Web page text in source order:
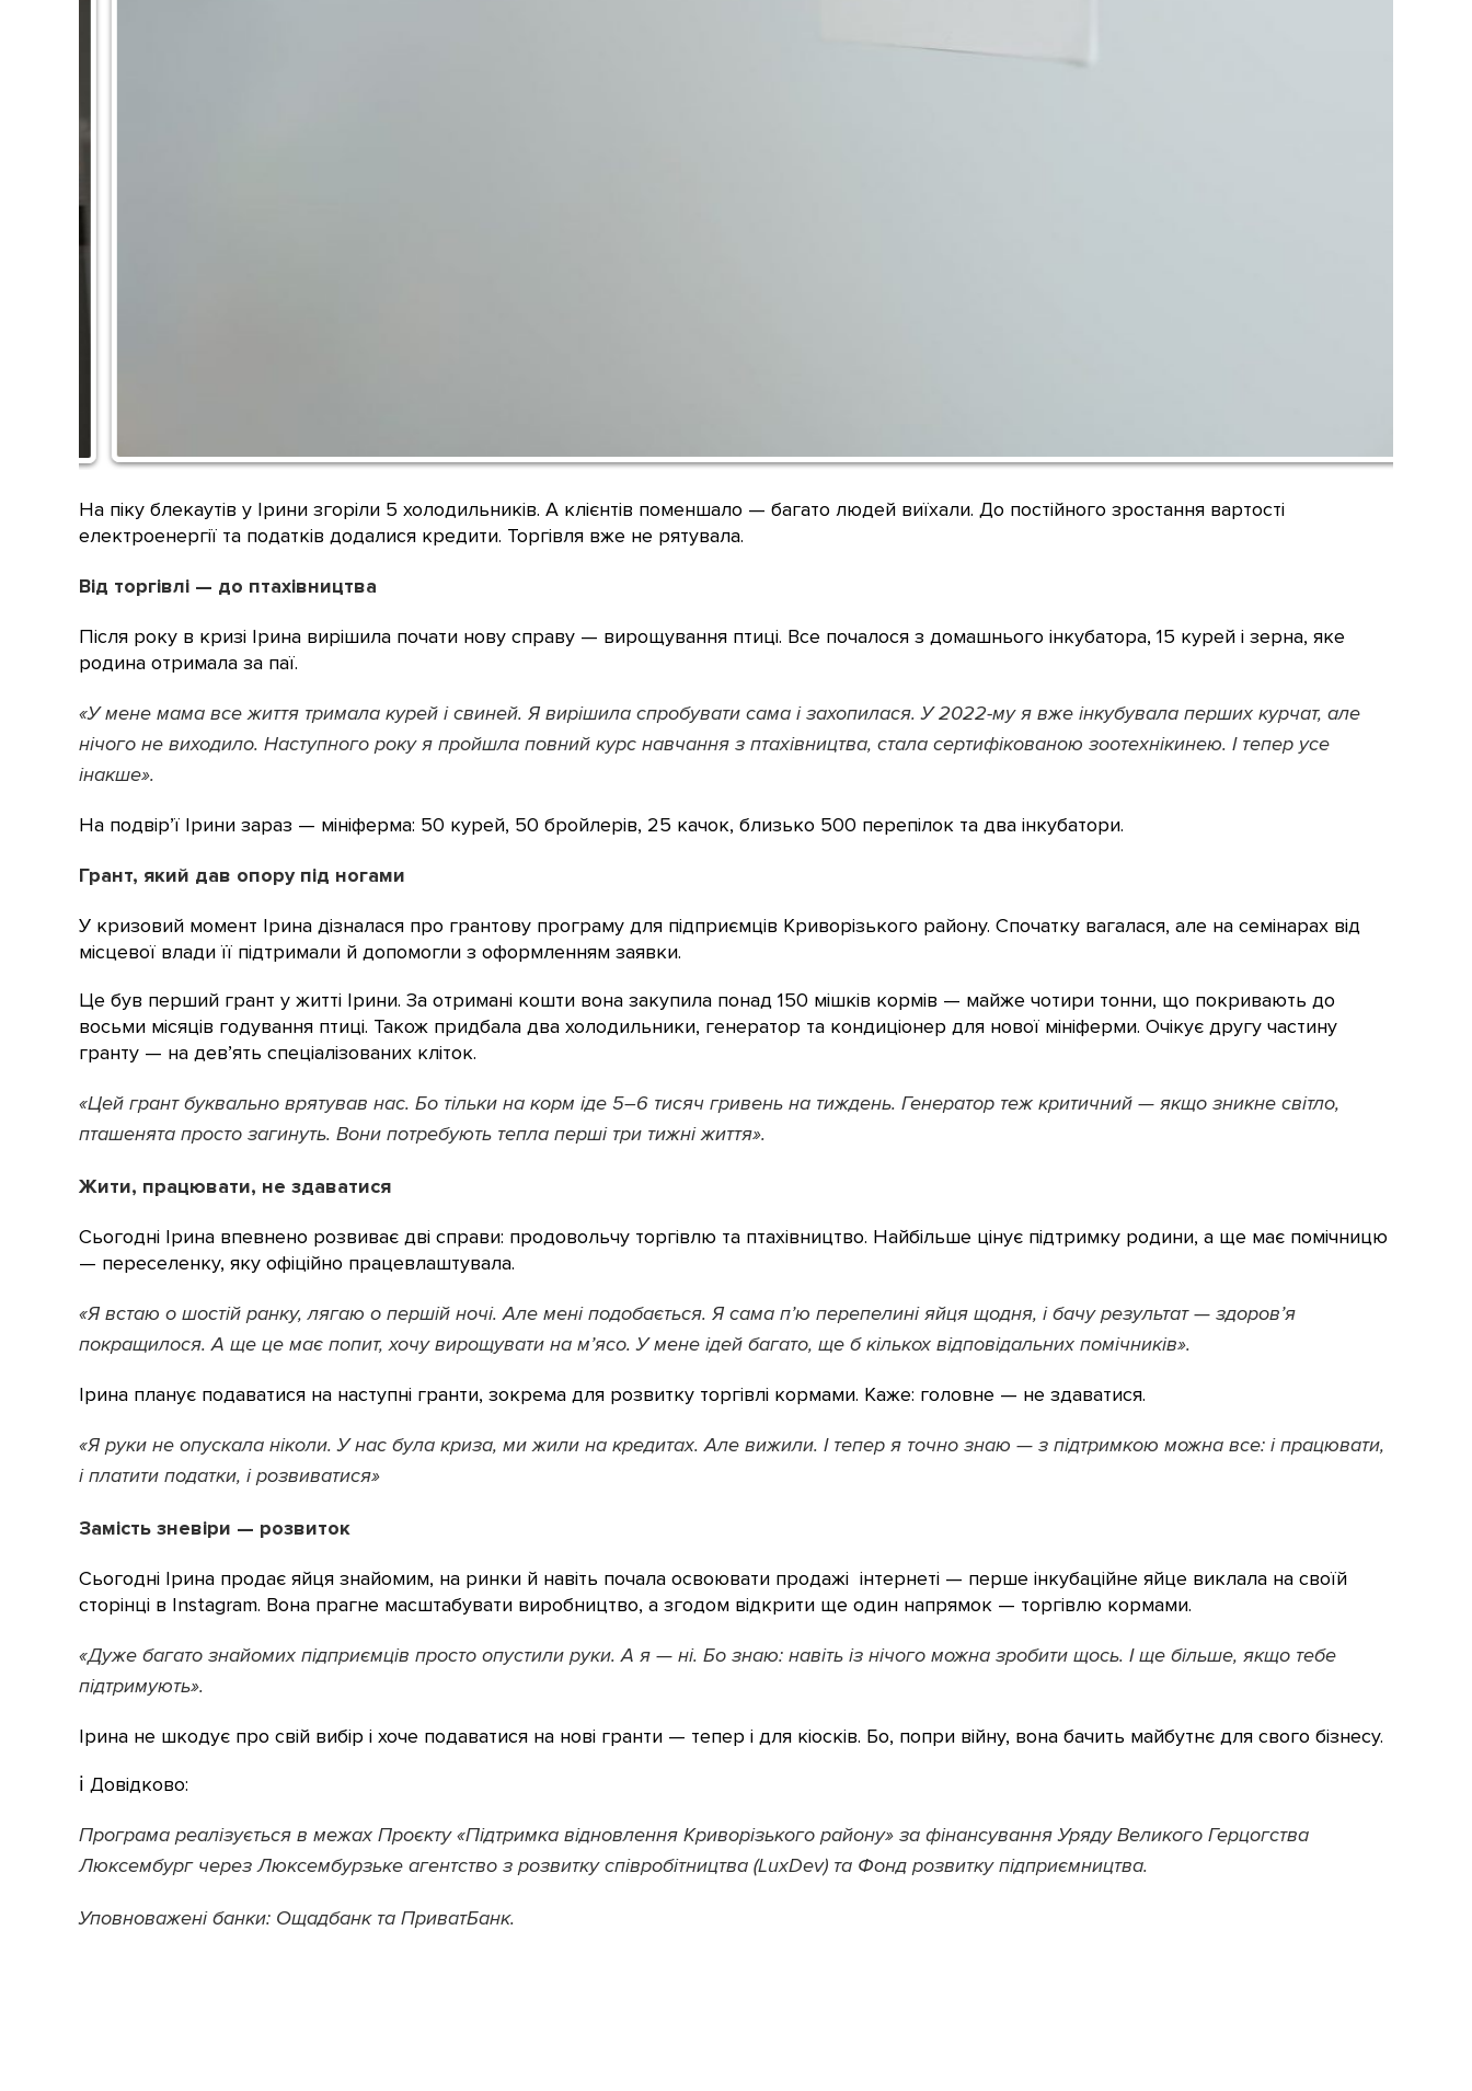
На піку блекаутів у Ірини згоріли 5 холодильників. А клієнтів поменшало — багато людей виїхали. До постійного зростання вартості
електроенергії та податків додалися кредити. Торгівля вже не рятувала.
Від торгівлі — до птахівництва
Після року в кризі Ірина вирішила почати нову справу — вирощування птиці. Все почалося з домашнього інкубатора, 15 курей і зерна, яке
родина отримала за паї.
«У мене мама все життя тримала курей і свиней. Я вирішила спробувати сама і захопилася. У 2022-му я вже інкубувала перших курчат, але
нічого не виходило. Наступного року я пройшла повний курс навчання з птахівництва, стала сертифікованою зоотехнікинею. І тепер усе
інакше».
На подвір’ї Ірини зараз — мініферма: 50 курей, 50 бройлерів, 25 качок, близько 500 перепілок та два інкубатори.
Грант, який дав опору під ногами
У кризовий момент Ірина дізналася про грантову програму для підприємців Криворізького району. Спочатку вагалася, але на семінарах від
місцевої влади її підтримали й допомогли з оформленням заявки.
Це був перший грант у житті Ірини. За отримані кошти вона закупила понад 150 мішків кормів — майже чотири тонни, що покривають до
восьми місяців годування птиці. Також придбала два холодильники, генератор та кондиціонер для нової мініферми. Очікує другу частину
гранту — на дев’ять спеціалізованих кліток.
«Цей грант буквально врятував нас. Бо тільки на корм іде 5–6 тисяч гривень на тиждень. Генератор теж критичний — якщо зникне світло,
пташенята просто загинуть. Вони потребують тепла перші три тижні життя».
Жити, працювати, не здаватися
Сьогодні Ірина впевнено розвиває дві справи: продовольчу торгівлю та птахівництво. Найбільше цінує підтримку родини, а ще має помічницю
— переселенку, яку офіційно працевлаштувала.
«Я встаю о шостій ранку, лягаю о першій ночі. Але мені подобається. Я сама п’ю перепелині яйця щодня, і бачу результат — здоров’я
покращилося. А ще це має попит, хочу вирощувати на м’ясо. У мене ідей багато, ще б кількох відповідальних помічників».
Ірина планує подаватися на наступні гранти, зокрема для розвитку торгівлі кормами. Каже: головне — не здаватися.
«Я руки не опускала ніколи. У нас була криза, ми жили на кредитах. Але вижили. І тепер я точно знаю — з підтримкою можна все: і працювати,
і платити податки, і розвиватися»
Замість зневіри — розвиток
Сьогодні Ірина продає яйця знайомим, на ринки й навіть почала освоювати продажі інтернеті — перше інкубаційне яйце виклала на своїй
сторінці в Instagram. Вона прагне масштабувати виробництво, а згодом відкрити ще один напрямок — торгівлю кормами.
«Дуже багато знайомих підприємців просто опустили руки. А я — ні. Бо знаю: навіть із нічого можна зробити щось. І ще більше, якщо тебе
підтримують».
Ірина не шкодує про свій вибір і хоче подаватися на нові гранти — тепер і для кіосків. Бо, попри війну, вона бачить майбутнє для свого бізнесу.
ℹ️ Довідково:
Програма реалізується в межах Проєкту «Підтримка відновлення Криворізького району» за фінансування Уряду Великого Герцогства
Люксембург через Люксембурзьке агентство з розвитку співробітництва (LuxDev) та Фонд розвитку підприємництва.
Уповноважені банки: Ощадбанк та ПриватБанк.